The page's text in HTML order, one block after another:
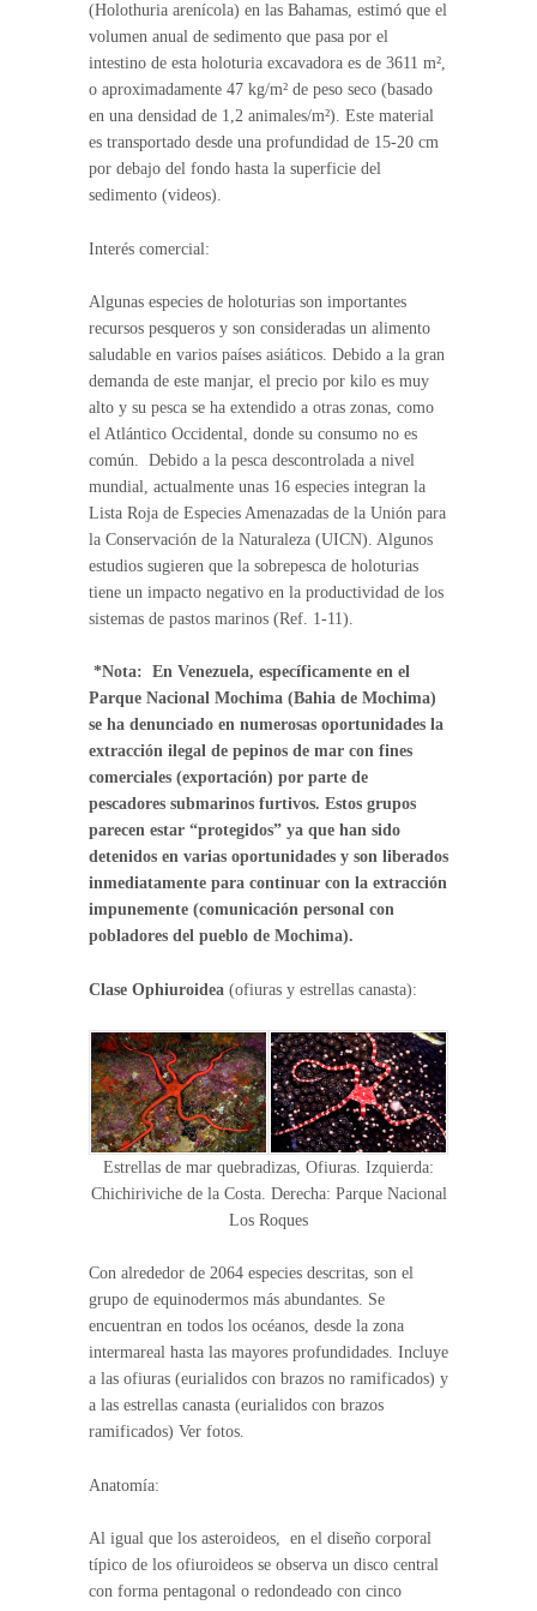
(Holothuria arenícola) en las Bahamas, estimó que el
volumen anual de sedimento que pasa por el
intestino de esta holoturia excavadora es de 3611 m²,
o aproximadamente 47 kg/m² de peso seco (basado
en una densidad de 1,2 animales/m²). Este material
es transportado desde una profundidad de 15-20 cm
por debajo del fondo hasta la superficie del
sedimento (videos).
Interés comercial:
Algunas especies de holoturias son importantes
recursos pesqueros y son consideradas un alimento
saludable en varios países asiáticos. Debido a la gran
demanda de este manjar, el precio por kilo es muy
alto y su pesca se ha extendido a otras zonas, como
el Atlántico Occidental, donde su consumo no es
común. Debido a la pesca descontrolada a nivel
mundial, actualmente unas 16 especies integran la
Lista Roja de Especies Amenazadas de la Unión para
la Conservación de la Naturaleza (UICN). Algunos
estudios sugieren que la sobrepesca de holoturias
tiene un impacto negativo en la productividad de los
sistemas de pastos marinos (Ref. 1-11).
*Nota: En Venezuela, específicamente en el
Parque Nacional Mochima (Bahia de Mochima)
se ha denunciado en numerosas oportunidades la
extracción ilegal de pepinos de mar con fines
comerciales (exportación) por parte de
pescadores submarinos furtivos. Estos grupos
parecen estar “protegidos” ya que han sido
detenidos en varias oportunidades y son liberados
inmediatamente para continuar con la extracción
impunemente (comunicación personal con
pobladores del pueblo de Mochima).
Clase Ophiuroidea (ofiuras y estrellas canasta):
Estrellas de mar quebradizas, Ofiuras. Izquierda:
Chichiriviche de la Costa. Derecha: Parque Nacional
Los Roques
Con alrededor de 2064 especies descritas, son el
grupo de equinodermos más abundantes. Se
encuentran en todos los océanos, desde la zona
intermareal hasta las mayores profundidades. Incluye
a las ofiuras (eurialidos con brazos no ramificados) y
a las estrellas canasta (eurialidos con brazos
ramificados) Ver fotos.
Anatomía:
Al igual que los asteroideos, en el diseño corporal
típico de los ofiuroideos se observa un disco central
con forma pentagonal o redondeado con cinco